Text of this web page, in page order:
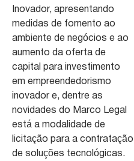
Inovador, apresentando
medidas de fomento ao
ambiente de negócios e ao
aumento da oferta de
capital para investimento
em empreendedorismo
inovador e, dentre as
novidades do Marco Legal
está a modalidade de
licitação para a contratação
de soluções tecnológicas.